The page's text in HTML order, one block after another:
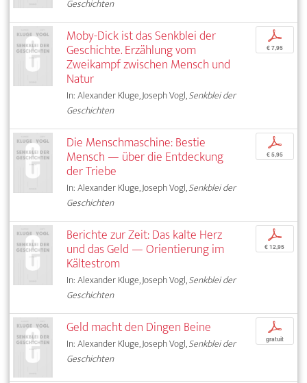
Geschichten
Moby-Dick ist das Senkblei der
Geschichte. Erzählung vom
Zweikampf zwischen Mensch und
Natur
In: Alexander Kluge, Joseph Vogl,Senkblei der
Geschichten
p
€ 7,95
Die Menschmaschine: Bestie
Mensch — über die Entdeckung
der Triebe
In: Alexander Kluge, Joseph Vogl,Senkblei der
Geschichten
p
€ 5,95
Berichte zur Zeit: Das kalte Herz
und das Geld — Orientierung im
Kältestrom
In: Alexander Kluge, Joseph Vogl,Senkblei der
Geschichten
p
€ 12,95
Geld macht den Dingen Beine
In: Alexander Kluge, Joseph Vogl,Senkblei der
Geschichten
p
gratuit